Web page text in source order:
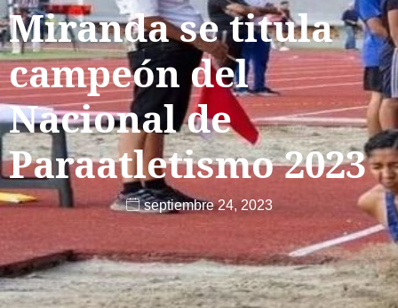
Miranda se titula
campeón del
Nacional de
Paraatletismo 2023
septiembre 24, 2023